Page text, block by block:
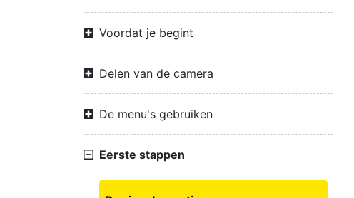
Voordat je begint
Delen van de camera
De menu's gebruiken
Eerste stappen